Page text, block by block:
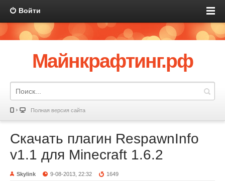
Войти
Майнкрафтинг.рф
Полная версия сайта
Скачать плагин RespawnInfo
v1.1 для Minecraft 1.6.2
Skylink 9-08-2013, 22:32 1649